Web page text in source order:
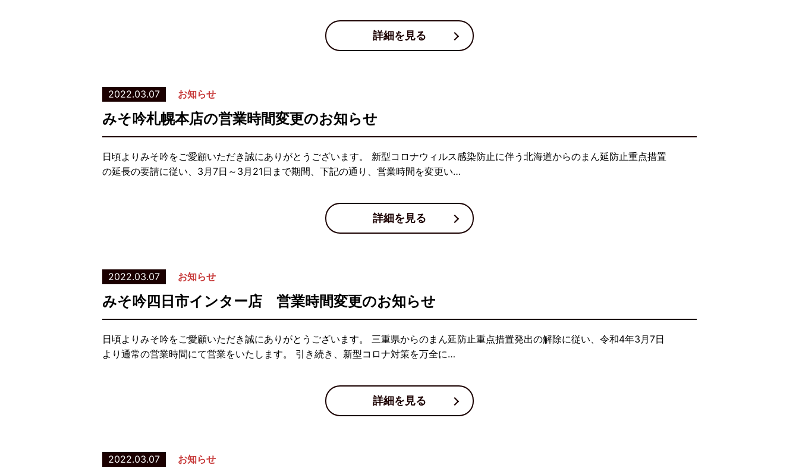
詳細を見る
2022.03.07 お知らせ
みそ吟札幌本店の営業時間変更のお知らせ
日頃よりみそ吟をご愛顧いただき誠にありがとうございます。 新型コロナウィルス感染防止に伴う北海道からのまん延防止重点措置
の延長の要請に従い、3月7日～3月21日まで期間、下記の通り、営業時間を変更い…
詳細を見る
2022.03.07 お知らせ
みそ吟四日市インター店 営業時間変更のお知らせ
日頃よりみそ吟をご愛顧いただき誠にありがとうございます。 三重県からのまん延防止重点措置発出の解除に従い、令和4年3月7日
より通常の営業時間にて営業をいたします。 引き続き、新型コロナ対策を万全に…
詳細を見る
2022.03.07 お知らせ